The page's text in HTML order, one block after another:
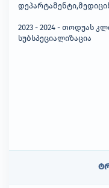
2023 - 2024 - თოდუას
სუბსპეციალიზაცია